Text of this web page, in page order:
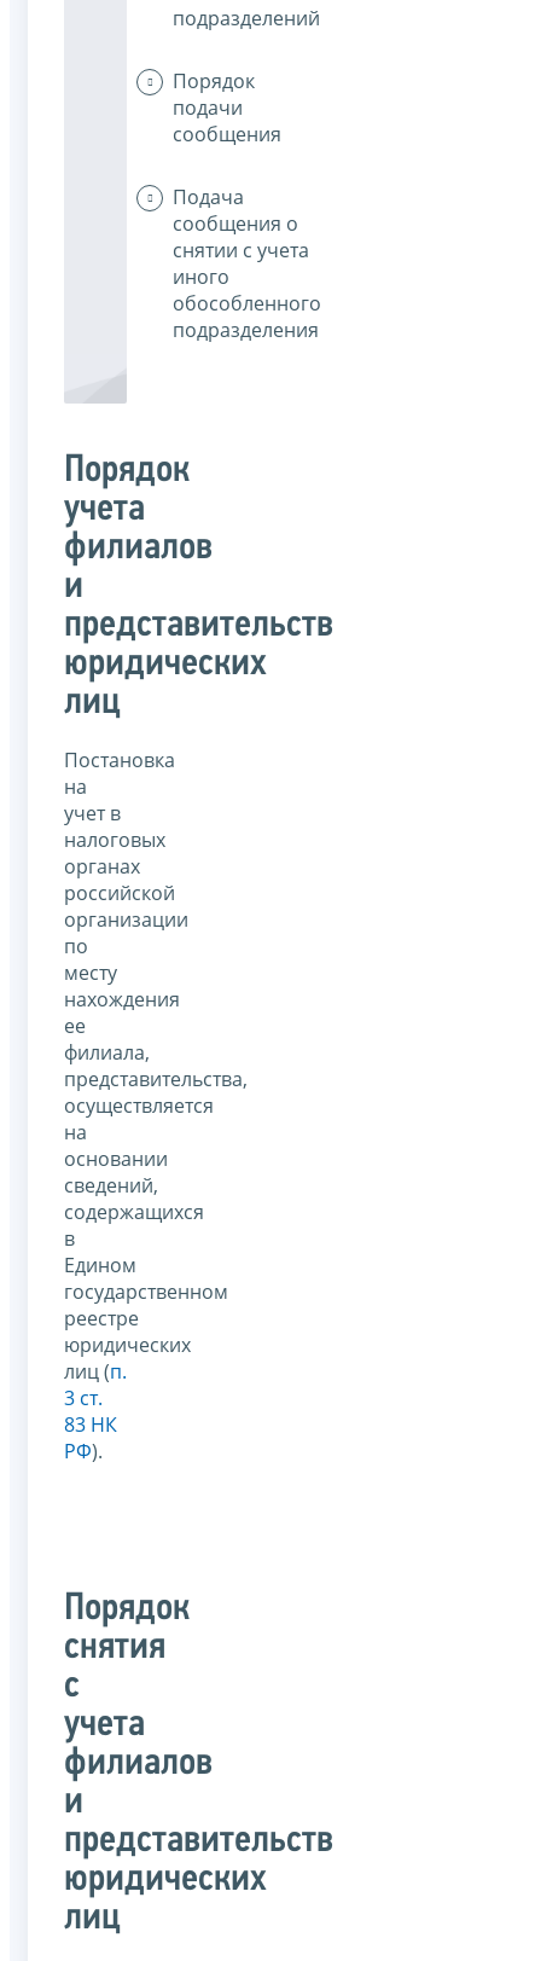
подразделений
Порядок
подачи
сообщения
Подача
сообщения о
снятии с учета
иного
обособленного
подразделения
Порядок
учета
филиалов
и
представительств
юридических
лиц
Постановка
на
учет в
налоговых
органах
российской
организации
по
месту
нахождения
ее
филиала,
представительства,
осуществляется
на
основании
сведений,
содержащихся
в
Едином
государственном
реестре
юридических
лиц (п.
3 ст.
83 НК
РФ).
Порядок
снятия
с
учета
филиалов
и
представительств
юридических
лиц